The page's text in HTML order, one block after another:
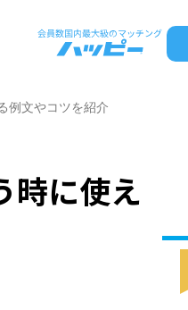
例文やコツを紹介
時に使え